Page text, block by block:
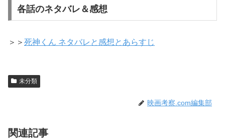
各話のネタバレ＆感想
＞＞ 死神くん ネタバレと感想とあらすじ
未分類
映画考察.com編集部
関連記事